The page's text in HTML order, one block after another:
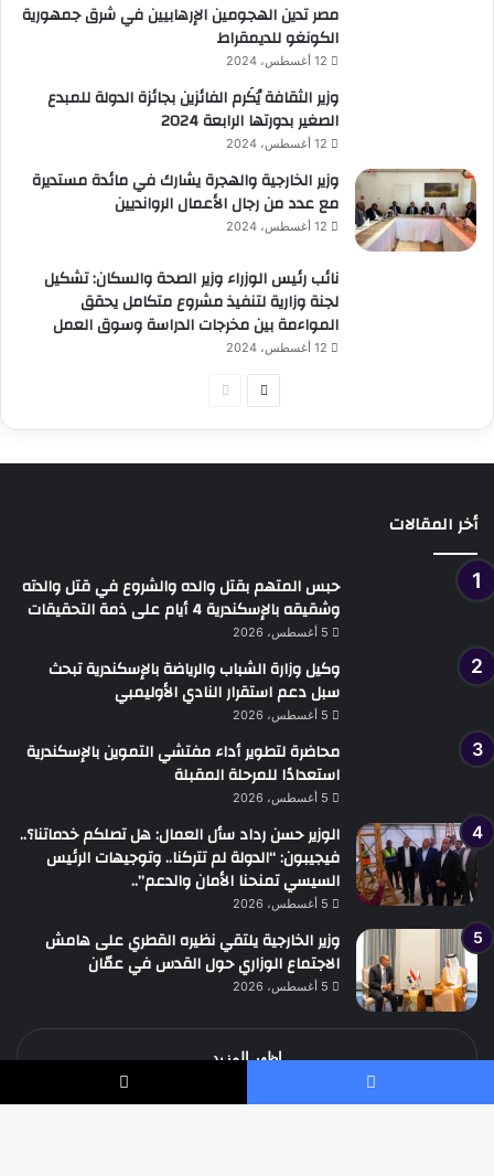
مصر تدين الهجومين الإرهابيين في شرق جمهورية
الكونغو للديمقراط
12 أغسطس، 2024
وزير الثقافة يُكَرم الفائزين بجائزة الدولة للمبدع
الصغير بدورتها الرابعة 2024
12 أغسطس، 2024
وزير الخارجية والهجرة يشارك في مائدة مستديرة
مع عدد من رجال الأعمال الروانديين
12 أغسطس، 2024
نائب رئيس الوزراء وزير الصحة والسكان: تشكيل
لجنة وزارية لتنفيذ مشروع متكامل يحقق
المواءمة بين مخرجات الدراسة وسوق العمل
12 أغسطس، 2024
الصفحة
أخر المقالات
حبس المتهم بقتل والده والشروع في قتل والدته
وشقيقه بالإسكندرية 4 أيام على ذمة التحقيقات
5 أغسطس، 2026
وكيل وزارة الشباب والرياضة بالإسكندرية تبحث
سبل دعم استقرار النادي الأوليمبي
5 أغسطس، 2026
محاضرة لتطوير أداء مفتشي التموين بالإسكندرية
استعدادًا للمرحلة المقبلة
5 أغسطس، 2026
الوزير حسن رداد سأل العمال: هل تصلكم خدماتنا؟..
فيجيبون: “الدولة لم تتركنا.. وتوجيهات الرئيس
السيسي تمنحنا الأمان والدعم”..
5 أغسطس، 2026
وزير الخارجية يلتقي نظيره القطري على هامش
الاجتماع الوزاري حول القدس في عمّان
5 أغسطس، 2026
اظهر المزيد
فيسبوك ‫X